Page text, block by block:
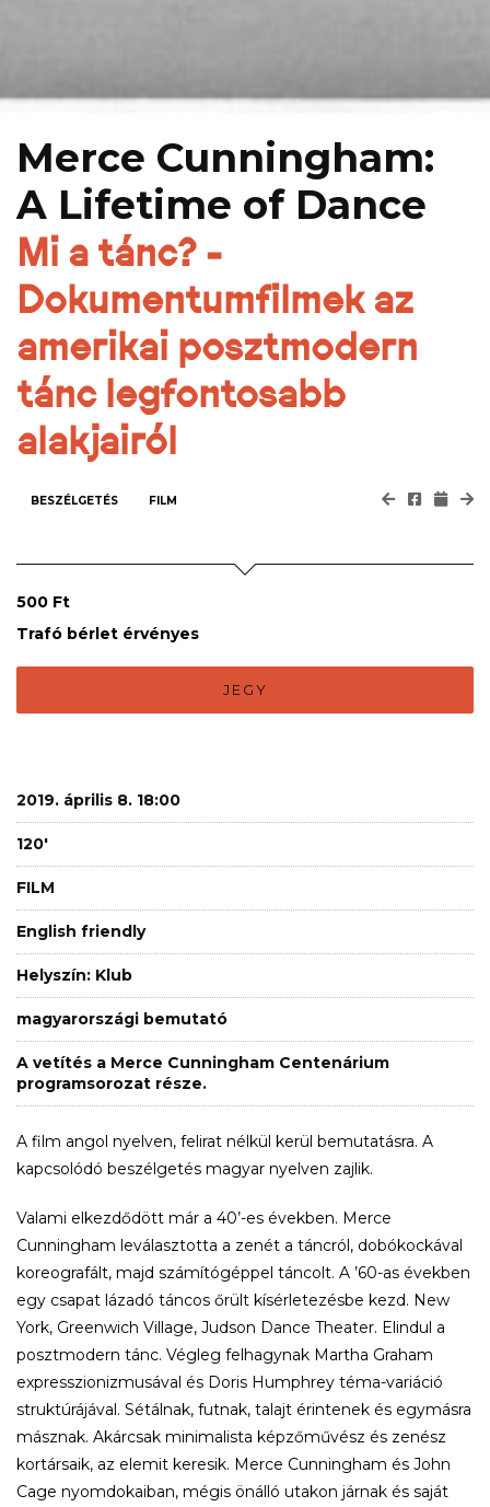
Merce Cunningham:
A Lifetime of Dance
Mi a tánc? -
Dokumentumfilmek az
amerikai posztmodern
tánc legfontosabb
alakjairól
BESZÉLGETÉS FILM
500 Ft
Trafó bérlet érvényes
JEGY
2019. április 8. 18:00
120'
FILM
English friendly
Helyszín: Klub
magyarországi bemutató
A vetítés a Merce Cunningham Centenárium
programsorozat része.
A film angol nyelven, felirat nélkül kerül bemutatásra. A
kapcsolódó beszélgetés magyar nyelven zajlik.
Valami elkezdődött már a 40’-es években. Merce
Cunningham leválasztotta a zenét a táncról, dobókockával
koreografált, majd számítógéppel táncolt. A ’60-as években
egy csapat lázadó táncos őrült kísérletezésbe kezd. New
York, Greenwich Village, Judson Dance Theater. Elindul a
posztmodern tánc. Végleg felhagynak Martha Graham
expresszionizmusával és Doris Humphrey téma-variáció
struktúrájával. Sétálnak, futnak, talajt érintenek és egymásra
másznak. Akárcsak minimalista képzőművész és zenész
kortársaik, az elemit keresik. Merce Cunningham és John
Cage nyomdokaiban, mégis önálló utakon járnak és saját